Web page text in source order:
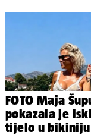
FOTO Maja
pokazala je
tijelo u bikiniju